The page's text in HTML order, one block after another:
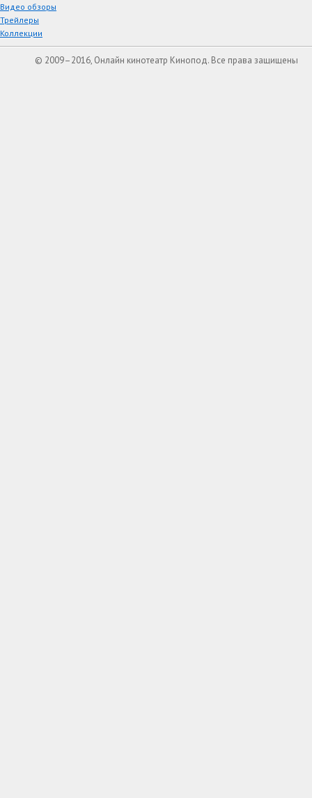
Видео обзоры
Трейлеры
Коллекции
© 2009–2016, Онлайн кинотеатр Кинопод. Все права защищены